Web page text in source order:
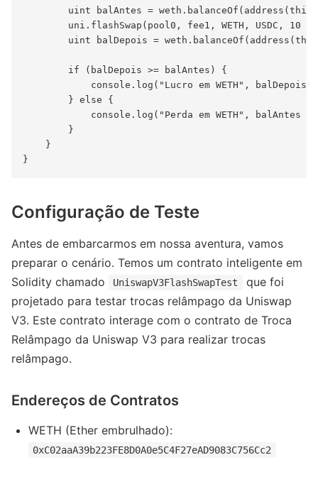
uint balAntes =
uni.flashSwap(pool0, fee1, WETH, USDC, 10 *
uint balDepois =
        if (balDepois >= balAntes) {
console.log("Lucro em WETH", balDepois
        } else {
console.log("Perda em WETH", balAntes -
        }
    }
Configuração de Teste
Antes de embarcarmos em nossa aventura, vamos
preparar o cenário. Temos um contrato inteligente em
Solidity chamado
UniswapV3FlashSwapTest
que foi
projetado para testar trocas relâmpago da Uniswap
V3. Este contrato interage com o contrato de Troca
Relâmpago da Uniswap V3 para realizar trocas
relâmpago.
Endereços de Contratos
WETH (Ether embrulhado):
0xC02aaA39b223FE8D0A0e5C4F27eAD9083C756Cc2